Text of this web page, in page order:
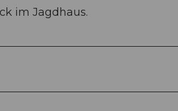
im Jagdhaus.